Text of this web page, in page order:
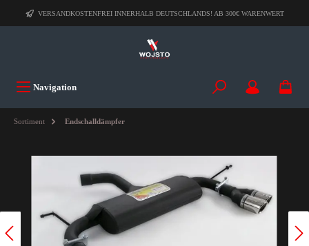
VERSANDKOSTENFREI INNERHALB DEUTSCHLANDS! AB 300€ WARENWERT
Navigation
Sortiment Endschalldämpfer